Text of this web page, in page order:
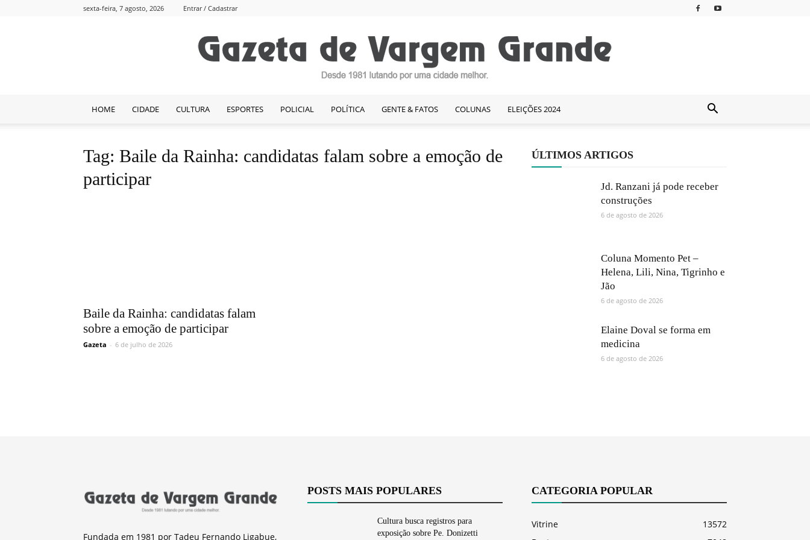
sexta-feira, 7 agosto, 2026 Entrar / Cadastrar
HOME CIDADE CULTURA ESPORTES POLICIAL POLÍTICA GENTE & FATOS COLUNAS ELEIÇÕES 2024
Tag: Baile da Rainha: candidatas falam sobre a emoção de
participar
Baile da Rainha: candidatas falam
sobre a emoção de participar
Gazeta - 6 de julho de 2026
ÚLTIMOS ARTIGOS
Jd. Ranzani já pode receber
construções
6 de agosto de 2026
Coluna Momento Pet –
Helena, Lili, Nina, Tigrinho e
Jão
6 de agosto de 2026
Elaine Doval se forma em
medicina
6 de agosto de 2026
Fundada em 1981 por Tadeu Fernando Ligabue,
POSTS MAIS POPULARES
Cultura busca registros para
exposição sobre Pe. Donizetti
CATEGORIA POPULAR
Vitrine
13572